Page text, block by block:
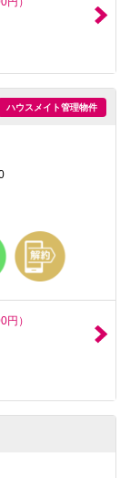
ハウスメイト管理物件
円）